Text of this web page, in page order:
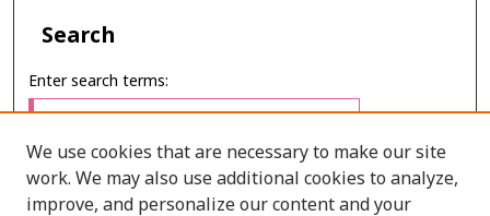
Search
Enter search terms:
Select context to search:
We use cookies that are necessary to make our site
work. We may also use additional cookies to analyze,
improve, and personalize our content and your